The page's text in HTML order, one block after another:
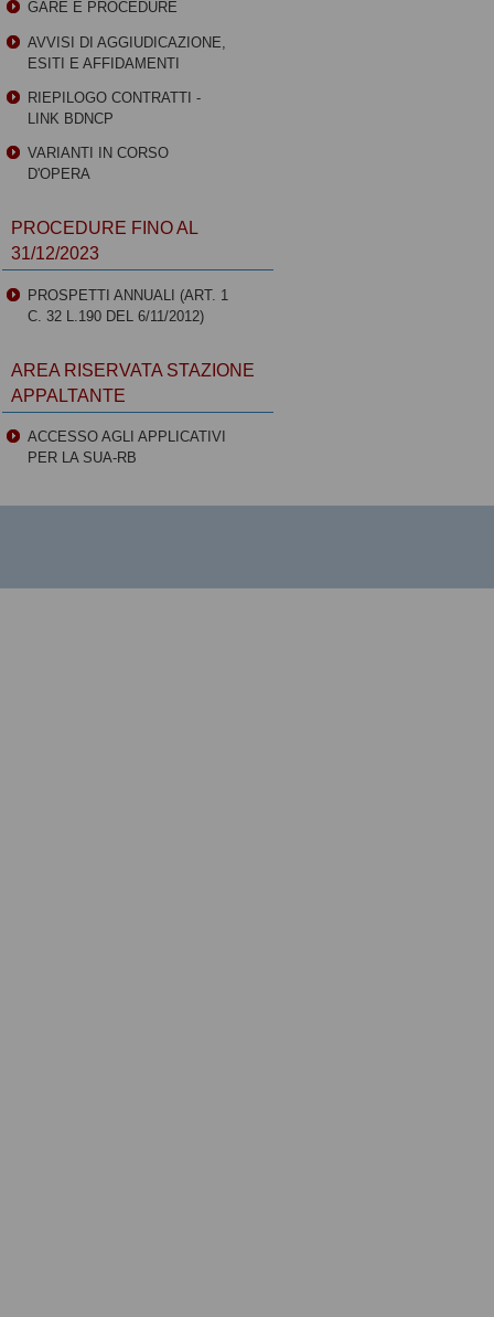
GARE E PROCEDURE
AVVISI DI AGGIUDICAZIONE,
ESITI E AFFIDAMENTI
RIEPILOGO CONTRATTI -
LINK BDNCP
VARIANTI IN CORSO
D'OPERA
PROCEDURE FINO AL
31/12/2023
PROSPETTI ANNUALI (ART. 1
C. 32 L.190 DEL 6/11/2012)
AREA RISERVATA STAZIONE
APPALTANTE
ACCESSO AGLI APPLICATIVI
PER LA SUA-RB